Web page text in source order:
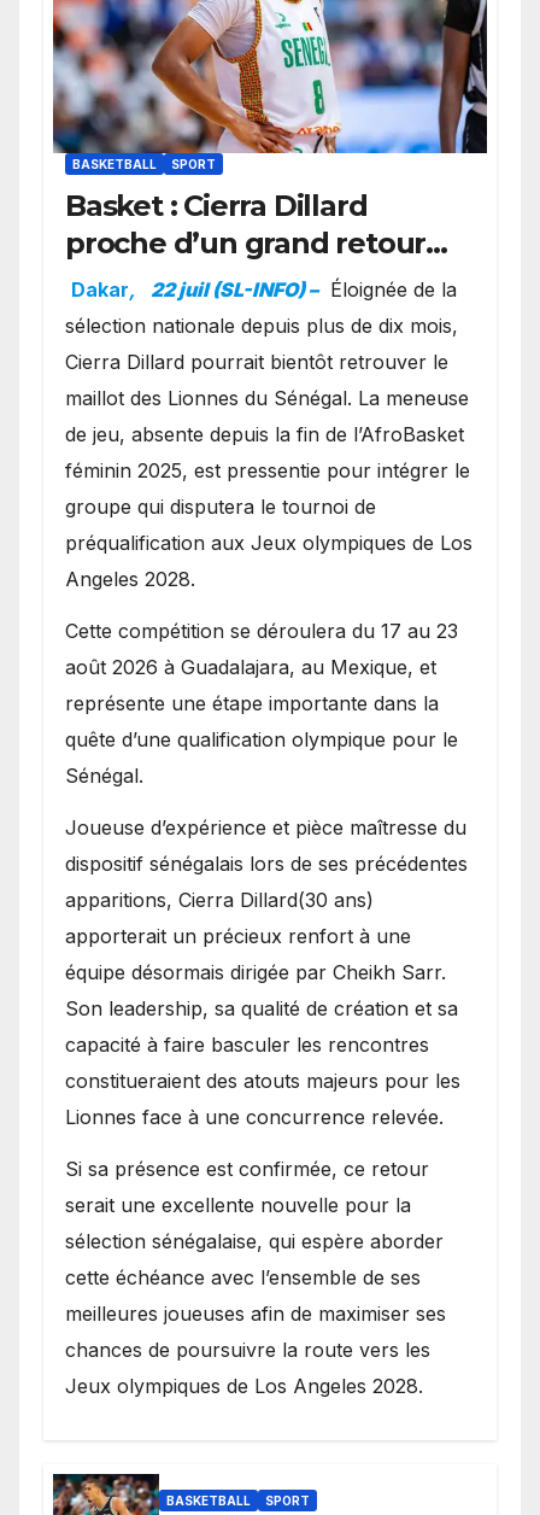
BASKETBALL SPORT
Basket : Cierra Dillard
proche d’un grand retour
avec les Lionnes ?
Dakar, 22 juil (SL-INFO) – Éloignée de la
sélection nationale depuis plus de dix mois,
Cierra Dillard pourrait bientôt retrouver le
maillot des Lionnes du Sénégal. La meneuse
de jeu, absente depuis la fin de l’AfroBasket
féminin 2025, est pressentie pour intégrer le
groupe qui disputera le tournoi de
préqualification aux Jeux olympiques de Los
Angeles 2028.
Cette compétition se déroulera du 17 au 23
août 2026 à Guadalajara, au Mexique, et
représente une étape importante dans la
quête d’une qualification olympique pour le
Sénégal.
Joueuse d’expérience et pièce maîtresse du
dispositif sénégalais lors de ses précédentes
apparitions, Cierra Dillard(30 ans)
apporterait un précieux renfort à une
équipe désormais dirigée par Cheikh Sarr.
Son leadership, sa qualité de création et sa
capacité à faire basculer les rencontres
constitueraient des atouts majeurs pour les
Lionnes face à une concurrence relevée.
Si sa présence est confirmée, ce retour
serait une excellente nouvelle pour la
sélection sénégalaise, qui espère aborder
cette échéance avec l’ensemble de ses
meilleures joueuses afin de maximiser ses
chances de poursuivre la route vers les
Jeux olympiques de Los Angeles 2028.
BASKETBALL SPORT